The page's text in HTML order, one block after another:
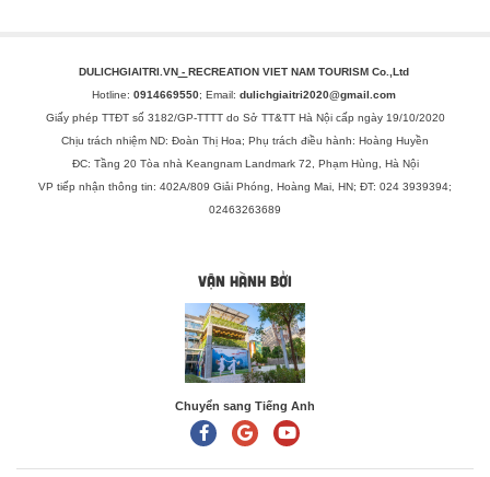
DULICHGIAITRI.VN- RECREATION VIET NAM TOURISM Co.,Ltd
Hotline: 0914669550; Email: dulichgiaitri2020@gmail.com
Giấy phép TTĐT số 3182/GP-TTTT do Sở TT&TT Hà Nội cấp ngày 19/10/2020
Chịu trách nhiệm ND: Đoàn Thị Hoa; Phụ trách điều hành: Hoàng Huyền
ĐC: Tầng 20 Tòa nhà Keangnam Landmark 72, Phạm Hùng, Hà Nội
VP tiếp nhận thông tin: 402A/809 Giải Phóng, Hoàng Mai, HN; ĐT: 024 3939394;
02463263689
VẬN HÀNH BỞI
Chuyển sang Tiếng Anh